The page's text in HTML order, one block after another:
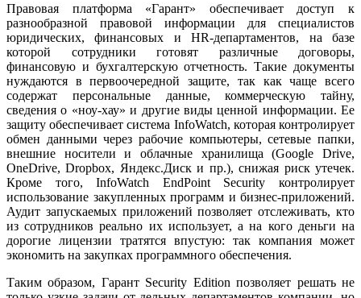
Правовая платформа «Гарант» обеспечивает доступ к
разнообразной правовой информации для специалистов
юридических, финансовых и HR-департаментов, на базе
которой сотрудники готовят различные договоры,
финансовую и бухгалтерскую отчетность. Такие документы
нуждаются в первоочередной защите, так как чаще всего
содержат персональные данные, коммерческую тайну,
сведения о «ноу-хау» и другие виды ценной информации. Ее
защиту обеспечивает система InfoWatch, которая контролирует
обмен данными через рабочие компьютеры, сетевые папки,
внешние носители и облачные хранилища (Google Drive,
OneDrive, Dropbox, Яндекс.Диск и пр.), снижая риск утечек.
Кроме того, InfoWatch EndPoint Security контролирует
использование закупленных программ и бизнес-приложений.
Аудит запускаемых приложений позволяет отслеживать, кто
из сотрудников реально их использует, а на кого деньги на
дорогие лицензии тратятся впустую: так компания может
экономить на закупках программного обеспечения.
Таким образом, Гарант Security Edition позволяет решать не